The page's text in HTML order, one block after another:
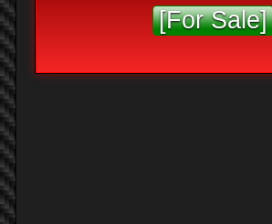
[For Sale]